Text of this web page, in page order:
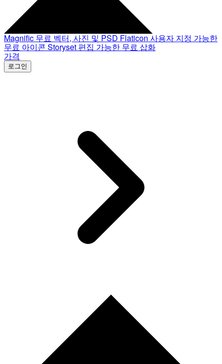
Magnific 무료 벡터, 사진 및 PSD Flaticon 사용자 지정 가능한
무료 아이콘 Storyset 편집 가능한 무료 삽화
가격
로그인